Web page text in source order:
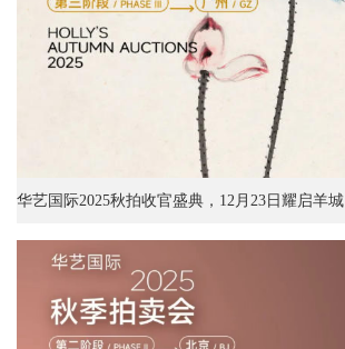
华艺国际2025秋拍收官盛典，12月23日耀启羊城